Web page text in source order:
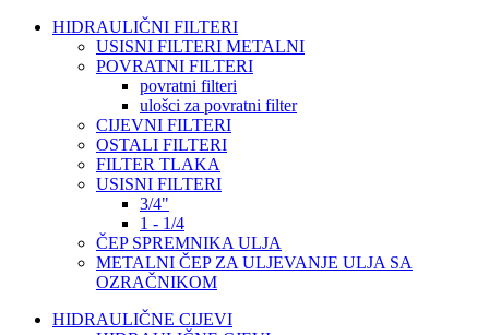
HIDRAULIČNI FILTERI
USISNI FILTERI METALNI
POVRATNI FILTERI
povratni filteri
ulošci za povratni filter
CIJEVNI FILTERI
OSTALI FILTERI
FILTER TLAKA
USISNI FILTERI
3/4"
1 - 1/4
ČEP SPREMNIKA ULJA
METALNI ČEP ZA ULJEVANJE ULJA SA
OZRAČNIKOM
HIDRAULIČNE CIJEVI